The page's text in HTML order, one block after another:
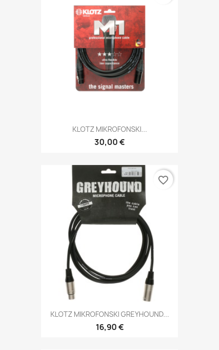
KLOTZ MIKROFONSKI...
30,00 €
KLOTZ MIKROFONSKI GREYHOUND...
16,90 €
favorite_border